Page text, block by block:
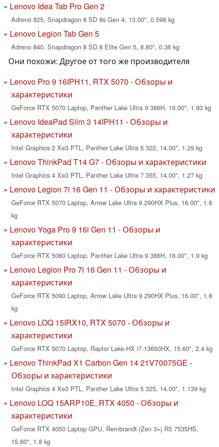
Lenovo Idea Tab Pro Gen 2
Adreno 825, Snapdragon 8 SD 8s Gen 4, 13.00", 0.598 kg
Lenovo Legion Tab Gen 5
Adreno 840, Snapdragon 8 SD 8 Elite Gen 5, 8.80", 0.36 kg
Они похожи: Другое от того же производителя
Lenovo Pro 9 16IPH11, RTX 5070 - Обзоры и
характеристики
GeForce RTX 5070 Laptop, Panther Lake Ultra 9 386H, 16.00", 1.93 kg
Lenovo IdeaPad Slim 3 14IPH11 - Обзоры и
характеристики
Intel Graphics 2 Xe3 PTL, Panther Lake Ultra 5 322, 14.00", 1.29 kg
Lenovo ThinkPad T14 G7 - Обзоры и характеристики
Intel Graphics 4 Xe3 PTL, Panther Lake Ultra 7 355, 14.00", 1.27 kg
Lenovo Legion 7i 16 Gen 11 - Обзоры и характеристики
GeForce RTX 5070 Laptop, Arrow Lake Ultra 9 290HX Plus, 16.00", 1.8
kg
Lenovo Yoga Pro 9 16i Gen 11 - Обзоры и
характеристики
GeForce RTX 5060 Laptop, Panther Lake Ultra 9 386H, 16.00", 1.9 kg
Lenovo Legion Pro 7i 16 Gen 11 - Обзоры и
характеристики
GeForce RTX 5090 Laptop, Arrow Lake Ultra 9 290HX Plus, 16.00", 1.8
kg
Lenovo LOQ 15IRX10, RTX 5070 - Обзоры и
характеристики
GeForce RTX 5070 Laptop, Raptor Lake-HX i7-13650HX, 15.60", 2.4 kg
Lenovo ThinkPad X1 Carbon Gen 14 21V70075GE -
Обзоры и характеристики
Intel Graphics 4 Xe3 PTL, Panther Lake Ultra 5 325, 14.00", 1.139 kg
Lenovo LOQ 15ARP10E, RTX 4050 - Обзоры и
характеристики
GeForce RTX 4050 Laptop GPU, Rembrandt (Zen 3+) R5 7535HS,
15.60", 1.8 kg